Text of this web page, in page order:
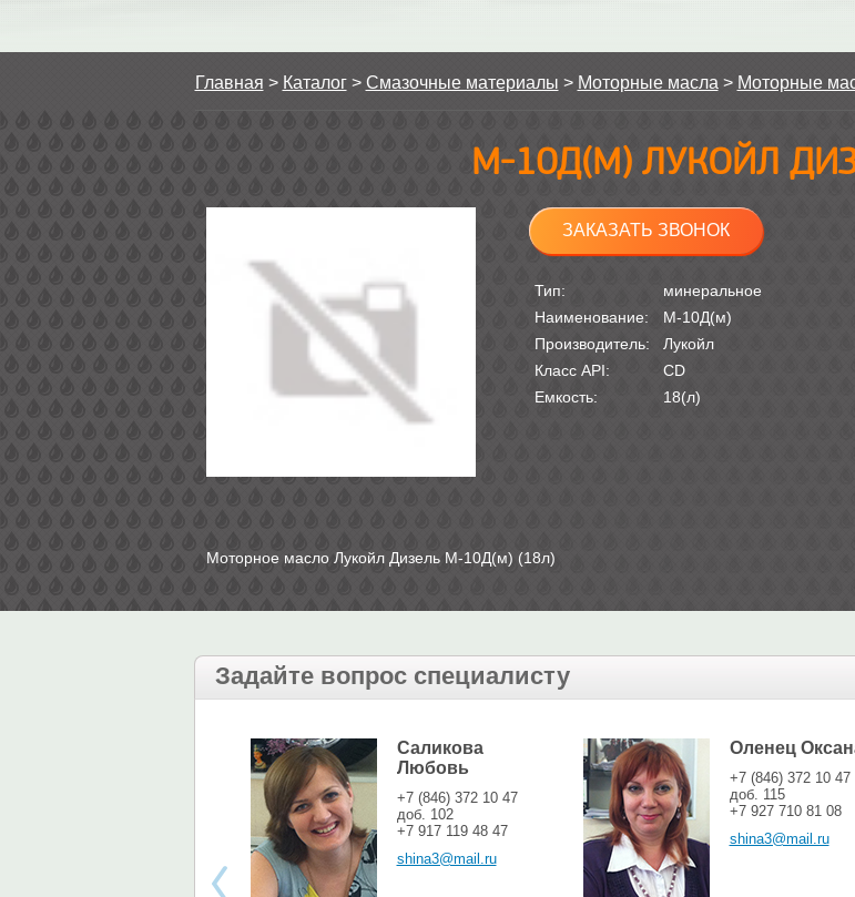
Главная > Каталог> Смазочные материалы > Моторные масла > Моторные
М-10Д(М) ЛУКОЙЛ
ЗАКАЗАТЬ ЗВОНОК
Тип:
минеральное
Наименование:
М-10Д(м)
Производитель:
Лукойл
Класс API:
CD
Емкость:
18(л)
Моторное масло Лукойл Дизель М-10Д(м) (18л)
Задайте вопрос специалисту
Саликова
Любовь
+7 (846) 372 10 47
доб. 102
+7 917 119 48 47
shina3@mail.ru
Оленец
+7 (846) 372 10 47
доб. 115
+7 927 710 81 08
shina3@mail.ru